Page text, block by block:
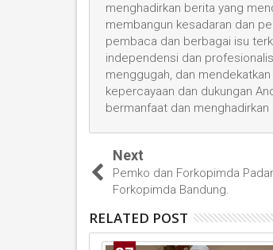
menghadirkan berita yang
membangun kesadaran dan
pembaca dan berbagai isu
independensi dan
menggugah, dan
kepercayaan dan dukungan
bermanfaat dan
Next
Pemko dan Forkopimda
Forkopimda Bandung.
RELATED POST